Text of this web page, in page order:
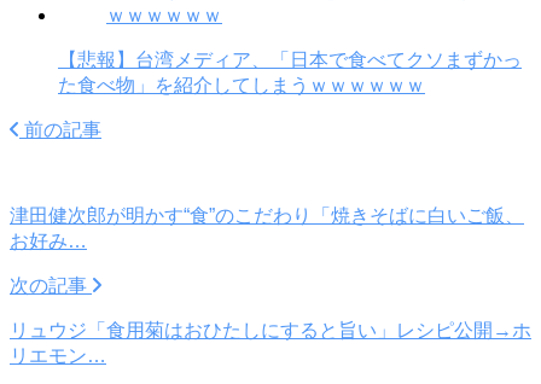
【悲報】台湾メディア、「日本で食べてクソまずかっ
た食べ物」を紹介してしまうｗｗｗｗｗｗ
前の記事
津田健次郎が明かす“食”のこだわり「焼きそばに白いご飯、
お好み…
次の記事
リュウジ「食用菊はおひたしにすると旨い」レシピ公開→ホ
リエモン…